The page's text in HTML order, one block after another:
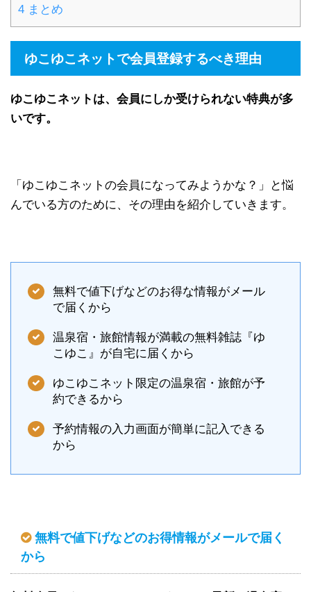
4 まとめ
ゆこゆこネットで会員登録するべき理由
ゆこゆこネットは、会員にしか受けられない特典が多
いです。
「ゆこゆこネットの会員になってみようかな？」と悩
んでいる方のために、その理由を紹介していきます。
無料で値下げなどのお得な情報がメール
で届くから
温泉宿・旅館情報が満載の無料雑誌『ゆ
こゆこ』が自宅に届くから
ゆこゆこネット限定の温泉宿・旅館が予
約できるから
予約情報の入力画面が簡単に記入できる
から
無料で値下げなどのお得情報がメールで届く
から